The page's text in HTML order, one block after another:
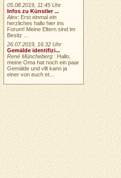
05.08.2019, 11:45 Uhr
Infos zu Künstler ...
Alex: Erst einmal ein
herzliches hallo hier ins
Forum! Meine Eltern sind im
Besitz ...
26.07.2019, 16:32 Uhr
Gemälde identifizi...
René Müncheberg : Hallo,
meine Oma hat noch ein paar
Gemälde und vllt kann ja
einer von euch et...